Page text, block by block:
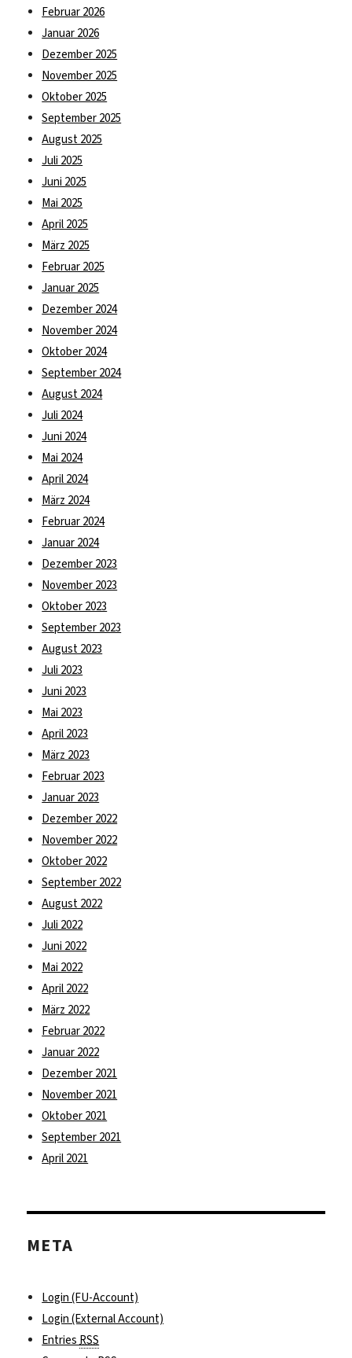
Februar 2026
Januar 2026
Dezember 2025
November 2025
Oktober 2025
September 2025
August 2025
Juli 2025
Juni 2025
Mai 2025
April 2025
März 2025
Februar 2025
Januar 2025
Dezember 2024
November 2024
Oktober 2024
September 2024
August 2024
Juli 2024
Juni 2024
Mai 2024
April 2024
März 2024
Februar 2024
Januar 2024
Dezember 2023
November 2023
Oktober 2023
September 2023
August 2023
Juli 2023
Juni 2023
Mai 2023
April 2023
März 2023
Februar 2023
Januar 2023
Dezember 2022
November 2022
Oktober 2022
September 2022
August 2022
Juli 2022
Juni 2022
Mai 2022
April 2022
März 2022
Februar 2022
Januar 2022
Dezember 2021
November 2021
Oktober 2021
September 2021
April 2021
META
Login (FU-Account)
Login (External Account)
Entries RSS